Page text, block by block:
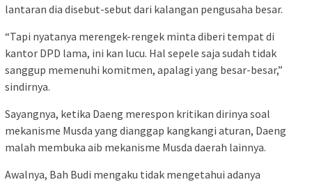
lantaran dia disebut-sebut dari kalangan pengusaha besar.
“Tapi nyatanya merengek-rengek minta diberi tempat di
kantor DPD lama, ini kan lucu. Hal sepele saja sudah tidak
sanggup memenuhi komitmen, apalagi yang besar-besar,”
sindirnya.
Sayangnya, ketika Daeng merespon kritikan dirinya soal
mekanisme Musda yang dianggap kangkangi aturan, Daeng
malah membuka aib mekanisme Musda daerah lainnya.
Awalnya, Bah Budi mengaku tidak mengetahui adanya